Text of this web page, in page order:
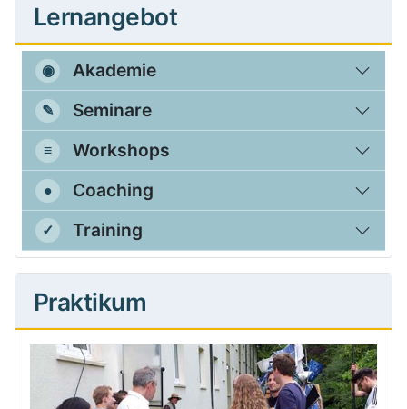
Lernangebot
Akademie
Seminare
Workshops
Coaching
Training
Praktikum